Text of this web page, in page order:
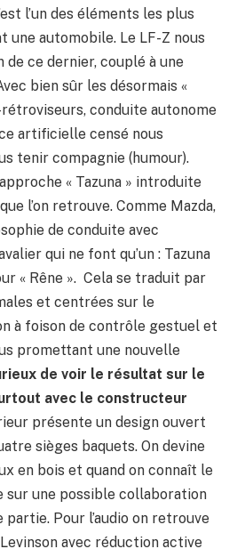
l’un des éléments les plus
une automobile. Le LF-Z nous
ce dernier, couplé à une
bien sûr les désormais «
conduite autonome
artificielle censé nous
tenir compagnie (humour).
« Tazuna » introduite
que l’on retrouve. Comme Mazda,
de conduite avec
qui ne font qu’un : Tazuna
« Rêne ». Cela se traduit par
et centrées sur le
à foison de contrôle gestuel et
promettant une nouvelle
de voir le résultat sur le
avec le constructeur
présente un design ouvert
sièges baquets. On devine
en bois et quand on connaît le
sur une possible collaboration
partie. Pour l’audio on retrouve
avec réduction active